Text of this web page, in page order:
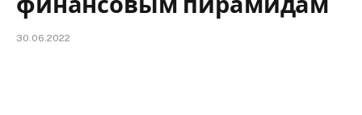
30.06.2022